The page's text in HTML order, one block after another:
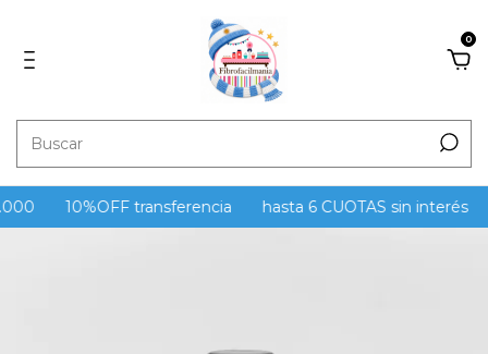
0
10%OFF transferencia hasta 6 CUOTAS sin interés